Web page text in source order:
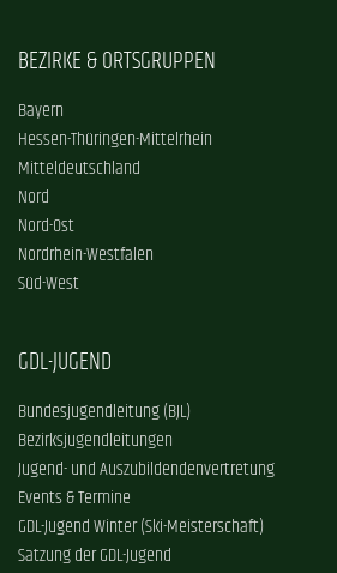
BEZIRKE & ORTSGRUPPEN
Bayern
Hessen-Thüringen-Mittelrhein
Mitteldeutschland
Nord
Nord-Ost
Nordrhein-Westfalen
Süd-West
GDL-JUGEND
Bundesjugendleitung (BJL)
Bezirksjugendleitungen
Jugend- und Auszubildendenvertretung
Events & Termine
GDL-Jugend Winter (Ski-Meisterschaft)
Satzung der GDL-Jugend